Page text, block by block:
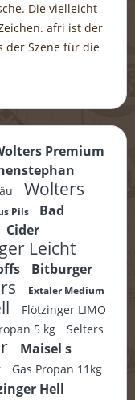
Die vielleicht
afri ist der
der Szene für die
Premium
Wolters
Pils
Bad
Cider
Leicht
Bitburger
Extaler Medium
Flötzinger LIMO
5 kg
Selters
Maisel s
Gas Propan 11kg
Hell